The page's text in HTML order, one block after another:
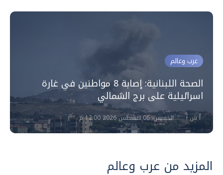
عرب وعالم
الصحة اللبنانية: إصابة 8 مواطنين في غارة
اسرائيلية على برج الشمالي
أ ش أ الخميس، 06 اغسطس 2026 12:00 م
المزيد من عرب وعالم